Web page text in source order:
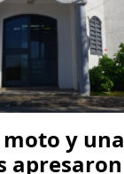
y una
apresaron